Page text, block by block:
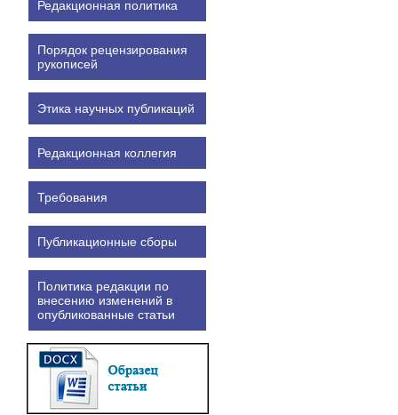
Редакционная политика
Порядок рецензирования
рукописей
Этика научных публикаций
Редакционная коллегия
Требования
Публикационные сборы
Политика редакции по
внесению изменений в
опубликованные статьи